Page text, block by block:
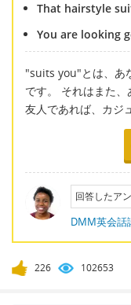
That hairstyle
You are looking
"suits you"とは、あ
です。 それはまた、
友人であれば、カジ
回答したア
DMM英会話
226 102653